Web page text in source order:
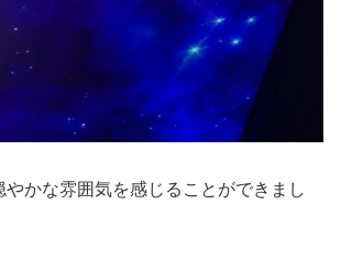
かな雰囲気を感じることができまし